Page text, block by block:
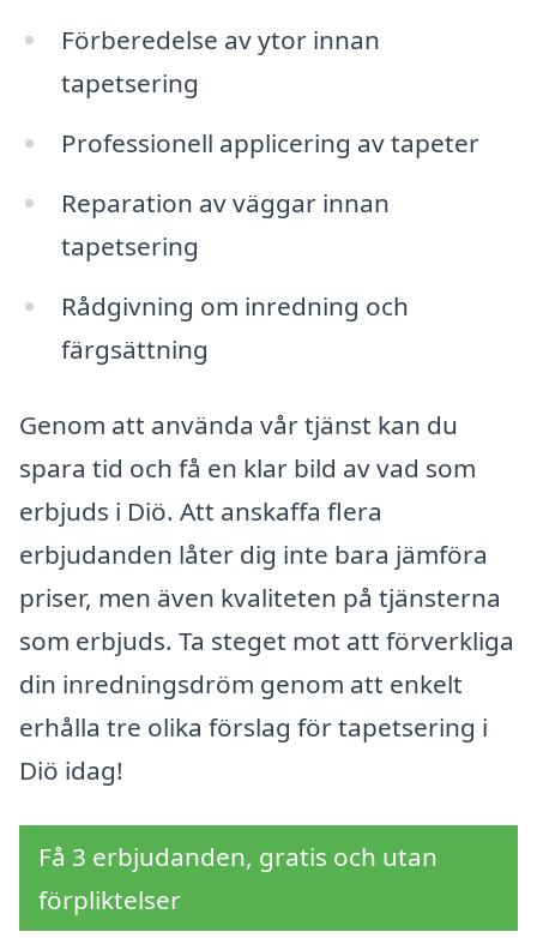
Förberedelse av ytor innan
tapetsering
Professionell applicering av tapeter
Reparation av väggar innan
tapetsering
Rådgivning om inredning och
färgsättning
Genom att använda vår tjänst kan du
spara tid och få en klar bild av vad som
erbjuds i Diö. Att anskaffa flera
erbjudanden låter dig inte bara jämföra
priser, men även kvaliteten på tjänsterna
som erbjuds. Ta steget mot att förverkliga
din inredningsdröm genom att enkelt
erhålla tre olika förslag för tapetsering i
Diö idag!
Få 3 erbjudanden, gratis och utan
förpliktelser